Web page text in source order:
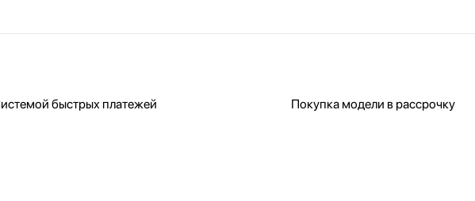
быстрых платежей Покупка модели в рассрочку